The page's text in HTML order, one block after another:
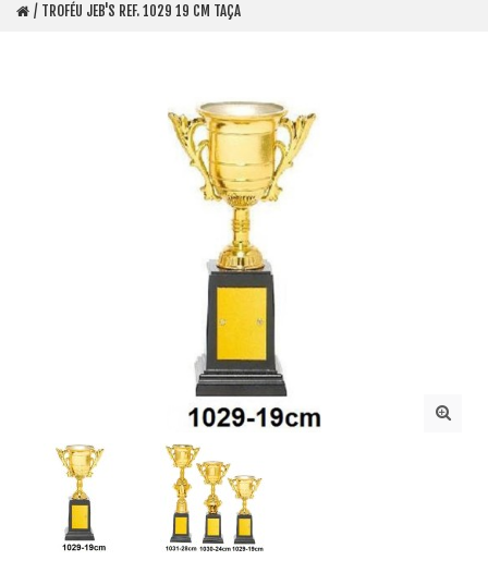
TROFÉU JEB'S REF. 1029 19 CM TAÇA